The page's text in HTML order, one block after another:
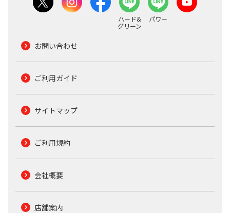
ハード&
グリーン
パワー
お問い合わせ
ご利用ガイド
サイトマップ
ご利用規約
会社概要
店舗案内